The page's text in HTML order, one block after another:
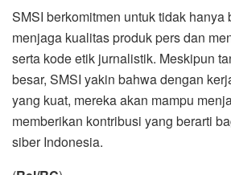
SMSI berkomitmen untuk tidak hanya
menjaga kualitas produk pers dan
serta kode etik jurnalistik. Meskipun
besar, SMSI yakin bahwa dengan
yang kuat, mereka akan mampu
memberikan kontribusi yang berarti
siber Indonesia.